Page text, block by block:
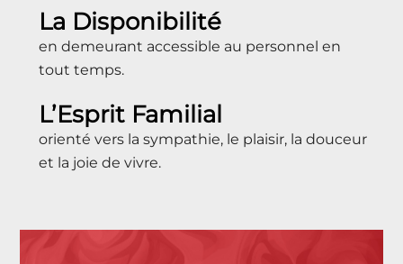
La Disponibilité
en demeurant accessible au personnel en
tout temps.
L’Esprit Familial
orienté vers la sympathie, le plaisir, la douceur
et la joie de vivre.